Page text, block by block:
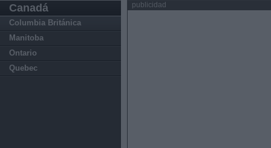
Canadá
Columbia Británica
Manitoba
Ontario
Quebec
publicidad